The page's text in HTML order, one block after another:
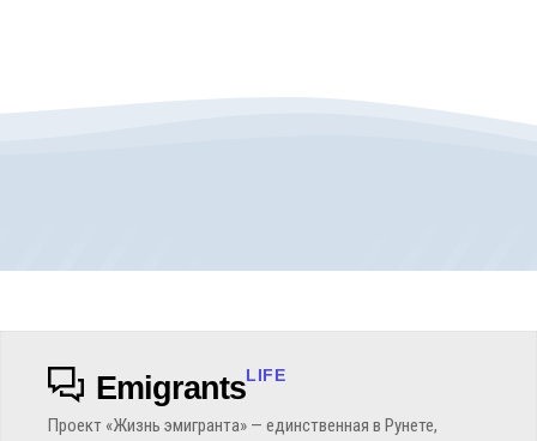
EmigrantsLIFE
Проект «Жизнь эмигранта» — единственная в Рунете,